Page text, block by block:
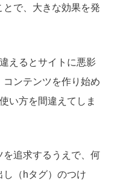
で、大きな効果を発
えるとサイトに悪影
ンテンツを作り始め
い方を間違えてしま
追求するうえで、何
し（hタグ）のつけ